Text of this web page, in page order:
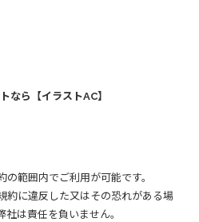
なら【イラストAC】
範囲内でご利用が可能です。
約に違反した又はその恐れがある場
は責任を負いません。